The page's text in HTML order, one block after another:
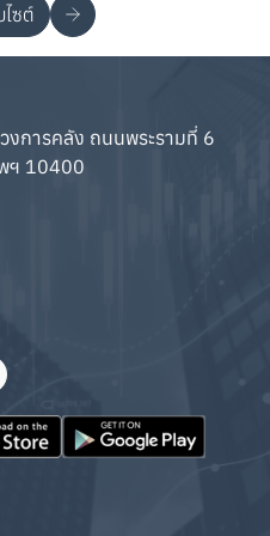
ซต์
งการคลัง ถนนพระรามที่ 6
ฯ 10400